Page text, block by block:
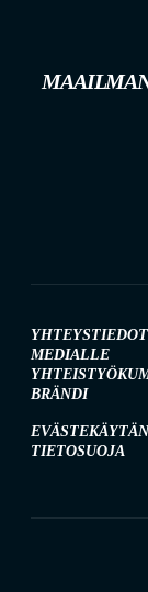
YHTEYSTIEDOT
MEDIALLE
BRÄNDI
TIETOSUOJA